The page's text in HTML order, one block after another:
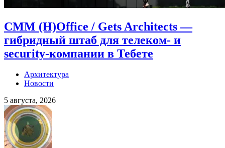
CMM (H)Office / Gets Architects —
гибридный штаб для телеком- и
security-компании в Тебете
Архитектура
Новости
5 августа, 2026